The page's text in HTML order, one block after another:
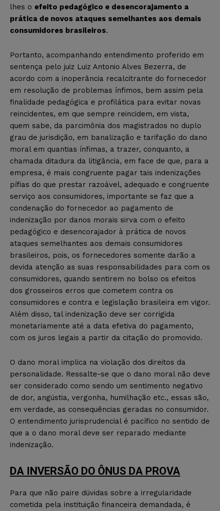
lhes o efeito pedagógico e desencorajamento a
prática de novos ataques semelhantes aos demais
consumidores brasileiros.
Portanto, acompanhando entendimento proferido em
sentença pelo juiz Luiz Antonio Alves Bezerra, de
acordo com a inoperância recalcitrante do fornecedor
em resolução de problemas ínfimos, bem assim pela
finalidade pedagógica e profilática para evitar novas
reincidentes, em que sempre reincidem, em vista,
quem sabe, da parcimônia dos magistrados no duplo
grau de jurisdição, em banalização e tarifação do dano
moral em quantias ínfimas, a trazer, conquanto, a
chamada ditadura da litigância, em face de que, para a
empresa, é mais congruente pagar tais indenizações
pífias do que prestar razoável, adequado e congruente
serviço aos consumidores, importante se faz que a
condenação do fornecedor ao pagamento de
indenização por danos morais sirva com o efeito
pedagógico e desencorajador à prática de novos
ataques semelhantes aos demais consumidores
brasileiros, pois, os fornecedores somente darão a
devida atenção as suas responsabilidades para com os
consumidores, quando sentirem no bolso os efeitos
dos grosseiros erros que cometem contra os
consumidores e contra e legislação brasileira em vigor.
Além disso, tal indenização deve ser corrigida
monetariamente até a data efetiva do pagamento,
com os juros legais a partir da citação do promovido.
O dano moral implica na violação dos direitos da
personalidade. Ressalte-se que o dano moral não deve
ser considerado como sendo um sentimento negativo
de dor, angústia, vergonha, humilhação etc., essas são,
em verdade, as consequências geradas no consumidor.
O entendimento jurisprudencial é pacífico no sentido de
que a o dano moral deve ser reparado mediante
indenização.
DA INVERSÃO DO ÔNUS DA PROVA
Para que não paire dúvidas sobre a irregularidade
cometida pela instituição financeira demandada, é